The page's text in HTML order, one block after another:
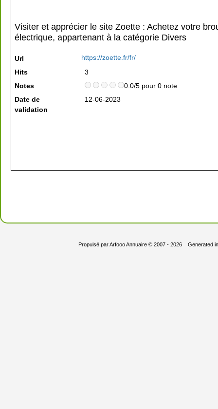
Visiter et apprécier le site Zoette : Achetez votre
électrique, appartenant à la catégorie Divers
Url
https://zoette.fr/fr/
Hits
3
Notes
0.0/5 pour 0 note
Date de
validation
12-06-2023
Propulsé parArfooo Annuaire© 2007 - 2026 Generated